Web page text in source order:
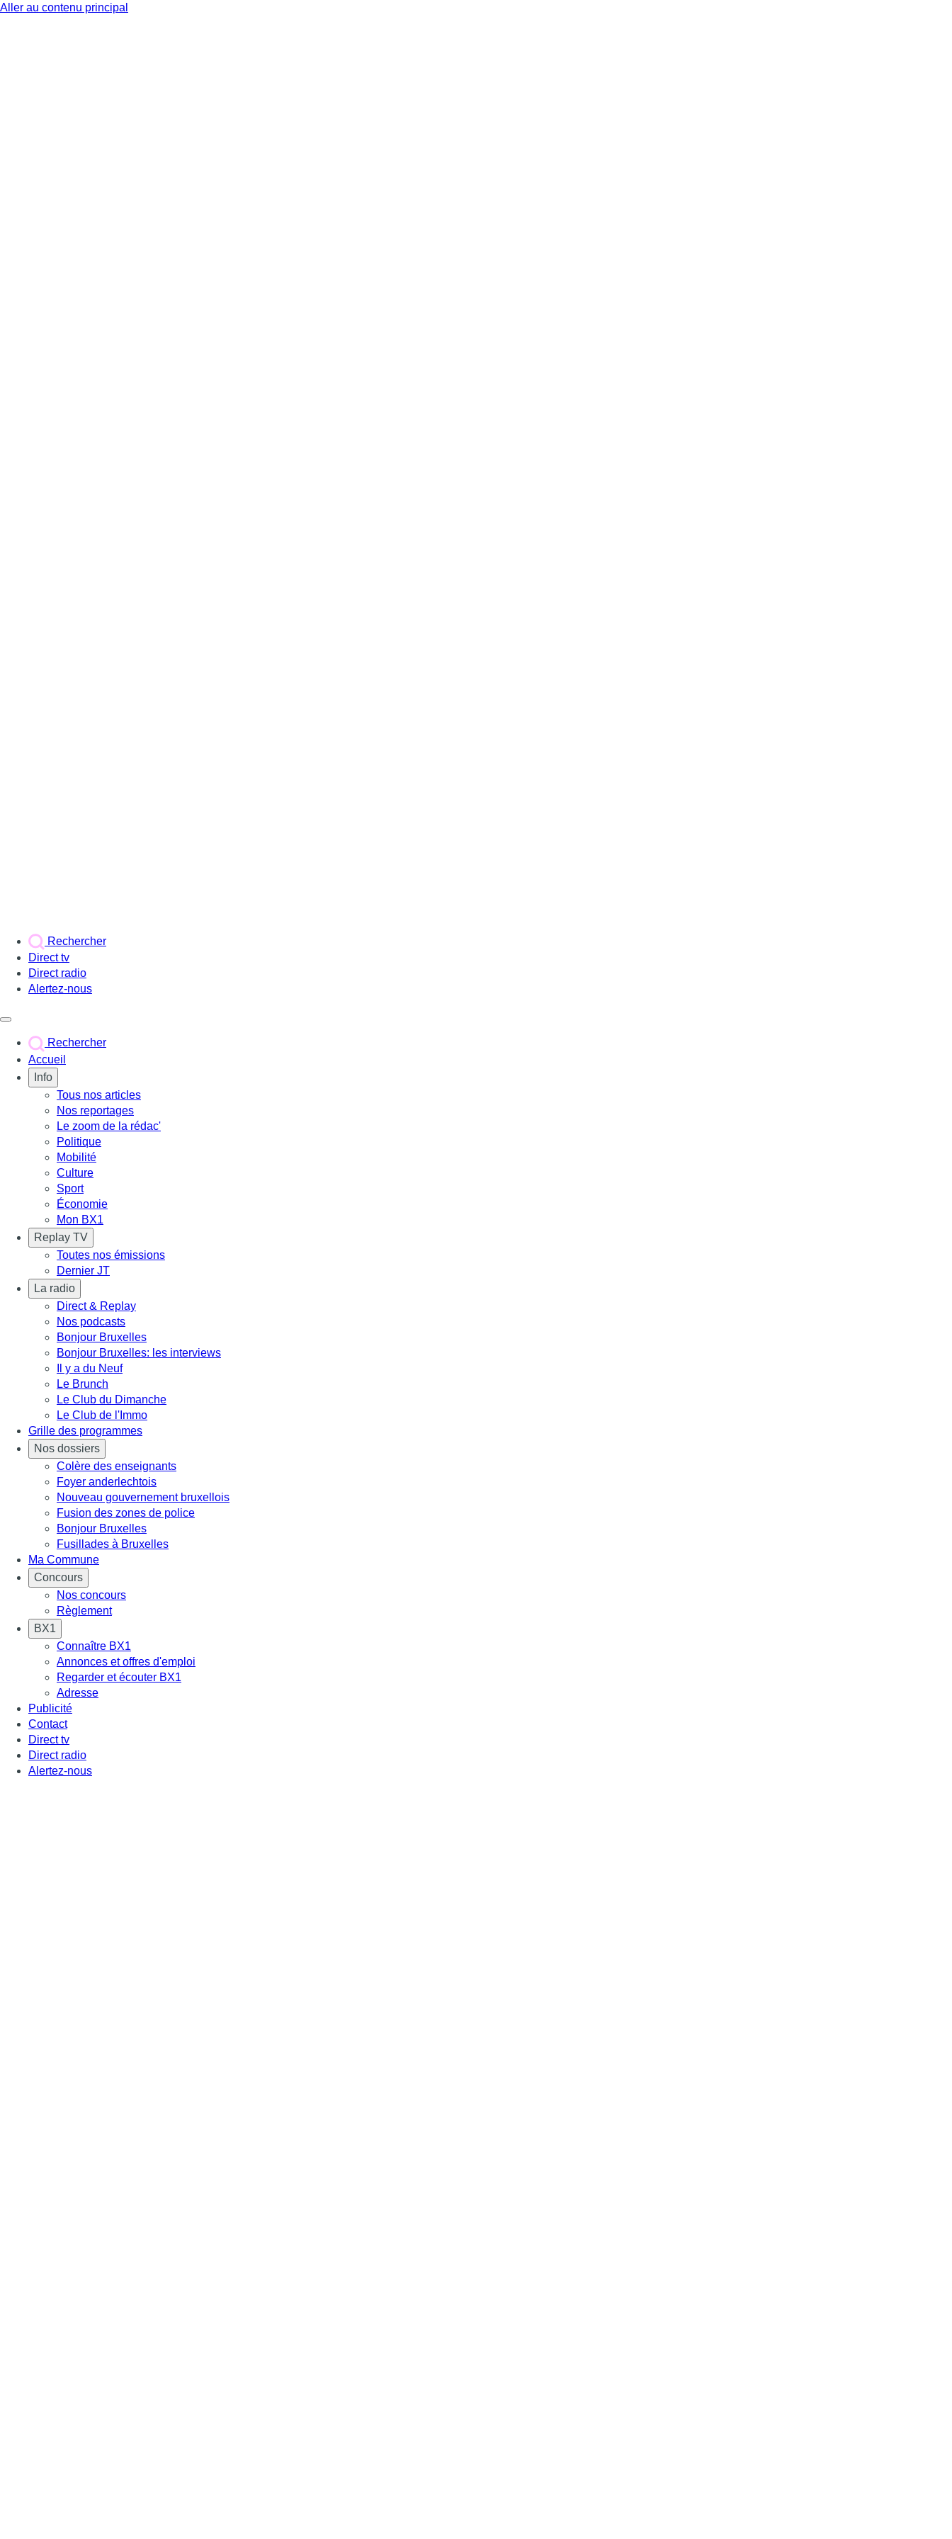
Aller au contenu principal
Rechercher
Direct tv
Direct radio
Alertez-nous
Rechercher
Accueil
Info
Tous nos articles
Nos reportages
Le zoom de la rédac'
Politique
Mobilité
Culture
Sport
Économie
Mon BX1
Replay TV
Toutes nos émissions
Dernier JT
La radio
Direct & Replay
Nos podcasts
Bonjour Bruxelles
Bonjour Bruxelles: les interviews
Il y a du Neuf
Le Brunch
Le Club du Dimanche
Le Club de l'Immo
Grille des programmes
Nos dossiers
Colère des enseignants
Foyer anderlechtois
Nouveau gouvernement bruxellois
Fusion des zones de police
Bonjour Bruxelles
Fusillades à Bruxelles
Ma Commune
Concours
Nos concours
Règlement
BX1
Connaître BX1
Annonces et offres d'emploi
Regarder et écouter BX1
Adresse
Publicité
Contact
Direct tv
Direct radio
Alertez-nous